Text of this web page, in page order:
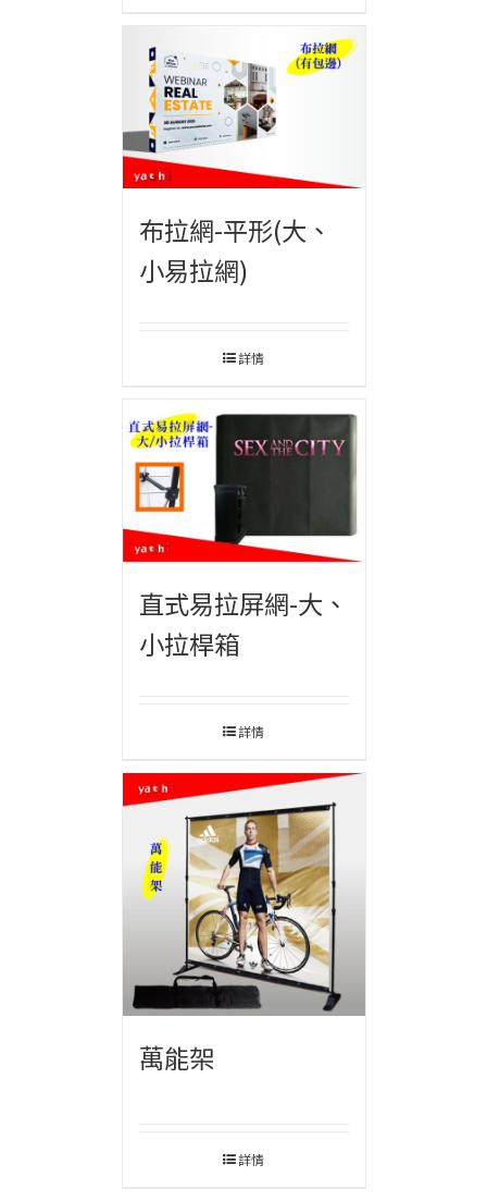
布拉網-平形(大、
小易拉網)
詳情
直式易拉屏網-大、
小拉桿箱
詳情
萬能架
詳情